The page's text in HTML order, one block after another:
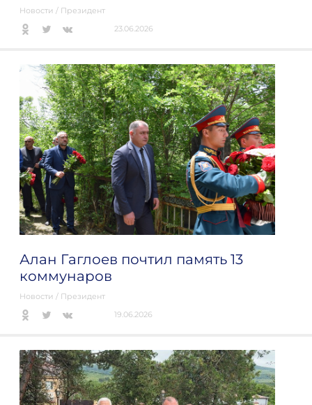
Новости / Президент
23.06.2026
Алан Гаглоев почтил память 13
коммунаров
Новости / Президент
19.06.2026